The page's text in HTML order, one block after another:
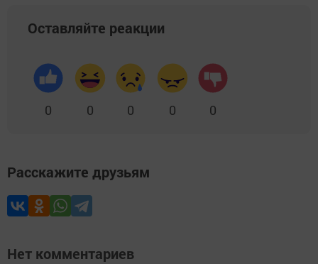
Оставляйте реакции
0 0 0 0 0
Расскажите друзьям
Нет комментариев